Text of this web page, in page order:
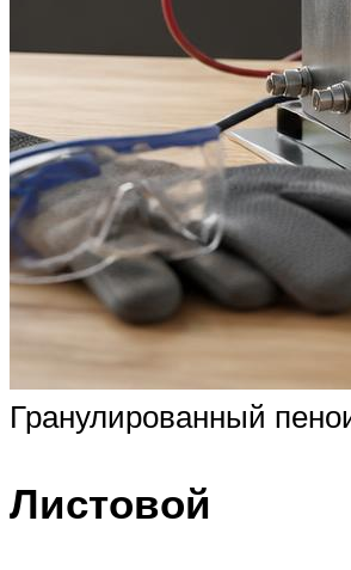
Гранулированный
Листовой